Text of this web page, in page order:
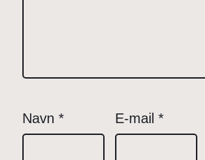
Navn * E-mail *